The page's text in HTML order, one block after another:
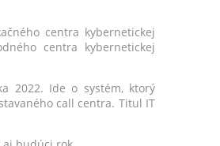
centra kybernetickej
centra kybernetickej
2022. Ide o systém, ktorý
call centra. Titul IT